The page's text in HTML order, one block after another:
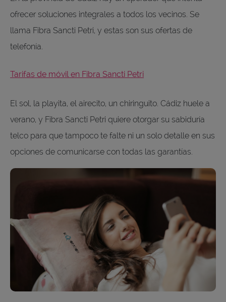
ofrecer soluciones integrales a todos los vecinos. Se
llama Fibra Sancti Petri, y estas son sus ofertas de
telefonía.
Tarifas de móvil en Fibra Sancti Petri
El sol, la playita, el airecito, un chiringuito. Cádiz huele a
verano, y Fibra Sancti Petri quiere otorgar su sabiduría
telco para que tampoco te falte ni un solo detalle en sus
opciones de comunicarse con todas las garantías.